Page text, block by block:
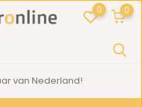
0 0
van Nederland!